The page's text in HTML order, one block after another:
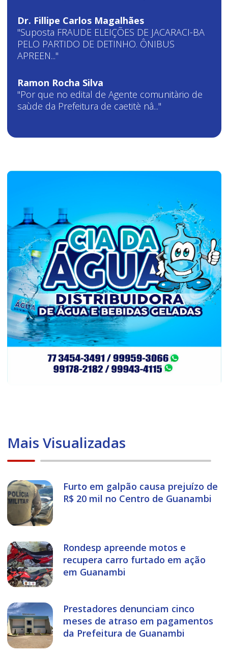
Dr. Fillipe Carlos Magalhães
"Suposta FRAUDE ELEIÇÕES DE JACARACI-BA
PELO PARTIDO DE DETINHO. ÔNIBUS
APREEN..."
Ramon Rocha Silva
"Por que no edital de Agente comunitàrio de
saùde da Prefeitura de caetitè nâ..."
Mais Visualizadas
Furto em galpão causa prejuízo de
R$ 20 mil no Centro de Guanambi
Rondesp apreende motos e
recupera carro furtado em ação
em Guanambi
Prestadores denunciam cinco
meses de atraso em pagamentos
da Prefeitura de Guanambi